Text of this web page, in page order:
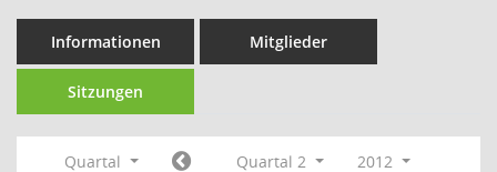
Informationen Mitglieder
Sitzungen
Quartal Quartal 2
2012